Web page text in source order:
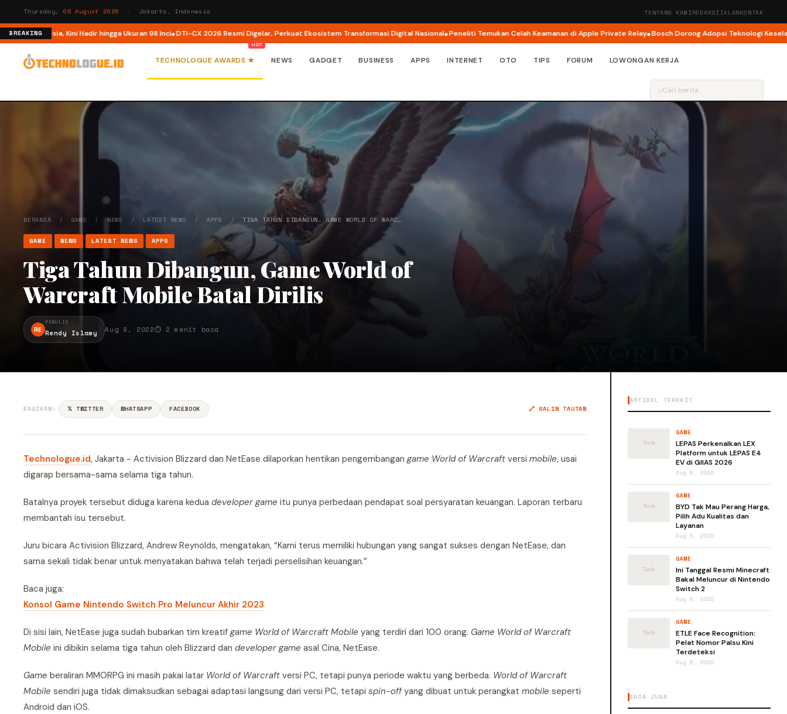
Thursday, 06 August 2026 · Jakarta, Indonesia TENTANG KAMIREDAKSIIKLANKONTAK
BREAKING
Indonesia, Kini Hadir hingga Ukuran 98 Inci DTI-CX 2026 Resmi Digelar, Perkuat Ekosistem Transformasi Digital Nasional Peneliti Temukan Celah Keamanan di Apple Private Relay Bosch Dorong Adopsi Teknologi
TECHNOLOGUE AWARDS ★ NEWS GADGET BUSINESS APPS INTERNET OTO TIPS FORUM LOWONGAN KERJA
⌕
BERANDA / GAME /NEWS / LATEST NEWS / APPS / TIGA TAHUN DIBANGUN, GAME WORLD OF WARC…
GAME NEWS LATEST NEWS APPS
Tiga Tahun Dibangun, Game World of
Warcraft Mobile Batal Dirilis
RE
PENULIS
Rendy Islamy Aug 9, 2022⏱ 2 menit baca
BAGIKAN: 𝕏 TWITTER WHATSAPP FACEBOOK 🔗 SALIN TAUTAN
Technologue.id, Jakarta - Activision Blizzard dan NetEase dilaporkan hentikan pengembangangame World of Warcraft versi mobile, usai
digarap bersama-sama selama tiga tahun.
Batalnya proyek tersebut diduga karena kedua developer game itu punya perbedaan pendapat soal persyaratan keuangan. Laporan terbaru
membantah isu tersebut.
Juru bicara Activision Blizzard, Andrew Reynolds, mengatakan, “Kami terus memiliki hubungan yang sangat sukses dengan NetEase, dan
sama sekali tidak benar untuk menyatakan bahwa telah terjadi perselisihan keuangan.”
Baca juga:
Konsol Game Nintendo Switch Pro Meluncur Akhir 2023
Di sisi lain, NetEase juga sudah bubarkan tim kreatifgame World of Warcraft Mobile yang terdiri dari 100 orang. Game World of Warcraft
Mobile ini dibikin selama tiga tahun oleh Blizzard dan developer game asal Cina, NetEase.
Game beraliran MMORPG ini masih pakai latar World of Warcraft versi PC, tetapi punya periode waktu yang berbeda. World of Warcraft
Mobile sendiri juga tidak dimaksudkan sebagai adaptasi langsung dari versi PC, tetapi spin-offyang dibuat untuk perangkat mobile seperti
Android dan iOS.
ARTIKEL TERKAIT
GAME
LEPAS Perkenalkan LEX
Platform untuk LEPAS E4
EV di GIIAS 2026
Aug 5, 2026
GAME
BYD Tak Mau Perang Harga,
Pilih Adu Kualitas dan
Layanan
Aug 5, 2026
GAME
Ini Tanggal Resmi Minecraft
Bakal Meluncur di Nintendo
Switch 2
Aug 6, 2026
GAME
ETLE Face Recognition:
Pelat Nomor Palsu Kini
Terdeteksi
Aug 6, 2026
BACA JUGA